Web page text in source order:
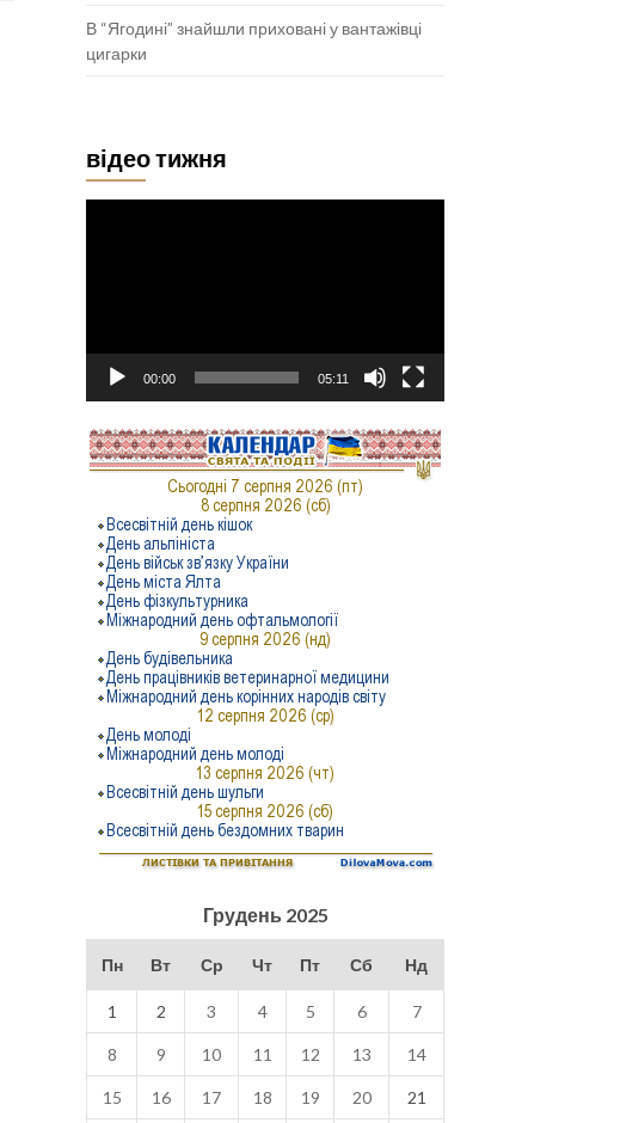
В “Ягодині” знайшли приховані у вантажівці
цигарки
відео тижня
00:00 05:11
Грудень 2025
Пн Вт Ср Чт Пт Сб Нд
1 2 3 4 5 6 7
8 9 10 11 12 13 14
15 16 17 18 19 20 21